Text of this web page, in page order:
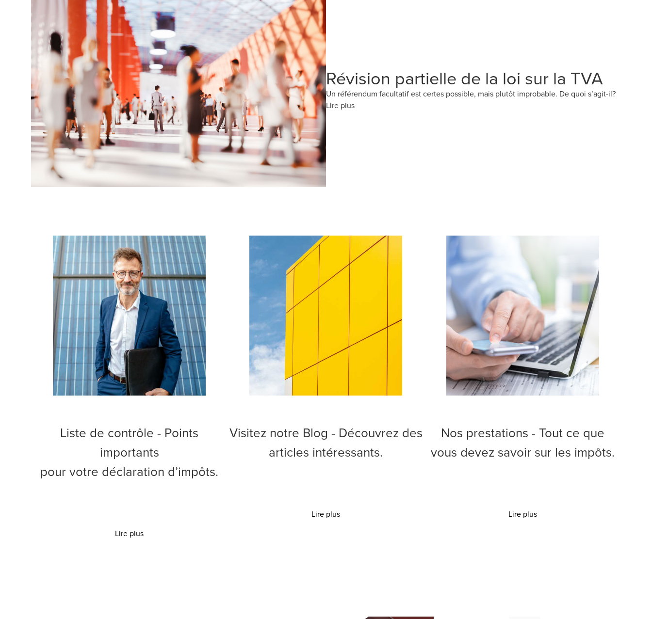
Révision partielle de la loi sur la TVA
Un référendum facultatif est certes possible, mais plutôt improbable. De quoi s’agit-il?
Lire plus
Liste de contrôle - Points
importants
pour votre déclaration d’impôts.
Lire plus
Visitez notre Blog - Découvrez des
articles intéressants.
Lire plus
Nos prestations - Tout ce que
vous devez savoir sur les impôts.
Lire plus